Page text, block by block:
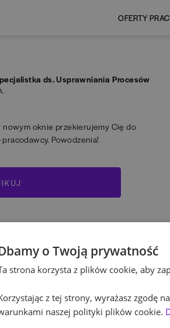
OFERTY
ds. Usprawniania Procesów
nowym oknie przekierujemy Cię do
Powodzenia!
o Twoją prywatność
strona korzysta z plików cookie, aby
z tej strony, wyrażasz zgodę
naszej polityki plików cookie.